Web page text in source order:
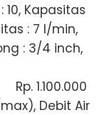
Kapasitas
: 7 l/min,
: 3/4 inch,
Rp. 1.100.000
Debit Air